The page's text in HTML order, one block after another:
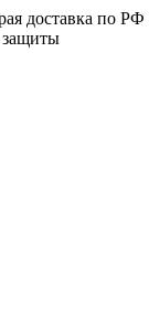
доставка по РФ
защиты